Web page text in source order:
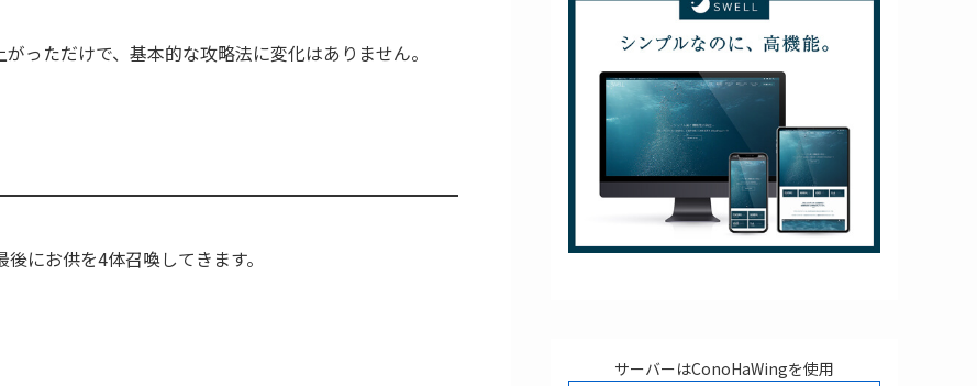
もっと見る
っただけで、基本的な攻略法に変化はありません。 サーバーはConoHaWingを使用